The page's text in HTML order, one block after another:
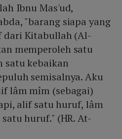
Ibnu Mas'ud,
"barang siapa yang
dari Kitabullah (Al-
memperoleh satu
satu kebaikan
semisalnya. Aku
lâm mîm (sebagai)
alif satu huruf, lâm
huruf." (HR. At-